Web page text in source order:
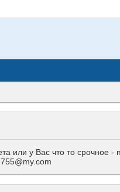
или у Вас что то срочное -